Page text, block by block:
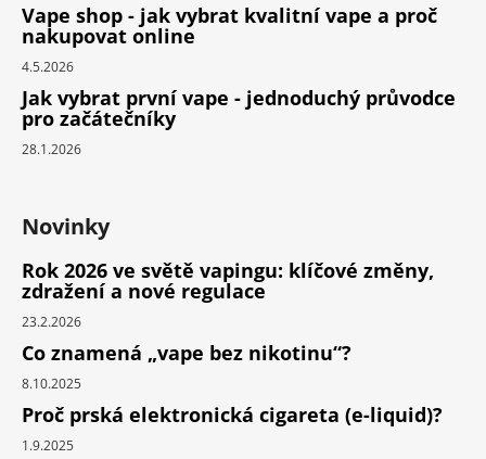
Vape shop - jak vybrat kvalitní vape a proč
nakupovat online
4.5.2026
Jak vybrat první vape - jednoduchý průvodce
pro začátečníky
28.1.2026
Novinky
Rok 2026 ve světě vapingu: klíčové změny,
zdražení a nové regulace
23.2.2026
Co znamená „vape bez nikotinu“?
8.10.2025
Proč prská elektronická cigareta (e-liquid)?
1.9.2025